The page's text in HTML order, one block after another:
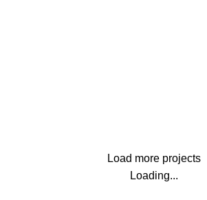
Load more projects
Loading...